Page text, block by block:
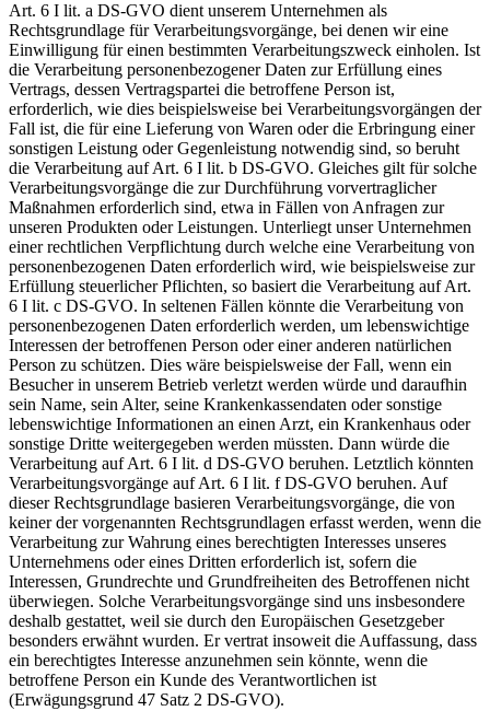
Art. 6 I lit. a DS-GVO dient unserem Unternehmen als
Rechtsgrundlage für Verarbeitungsvorgänge, bei denen wir eine
Einwilligung für einen bestimmten Verarbeitungszweck einholen. Ist
die Verarbeitung personenbezogener Daten zur Erfüllung eines
Vertrags, dessen Vertragspartei die betroffene Person ist,
erforderlich, wie dies beispielsweise bei Verarbeitungsvorgängen der
Fall ist, die für eine Lieferung von Waren oder die Erbringung einer
sonstigen Leistung oder Gegenleistung notwendig sind, so beruht
die Verarbeitung auf Art. 6 I lit. b DS-GVO. Gleiches gilt für solche
Verarbeitungsvorgänge die zur Durchführung vorvertraglicher
Maßnahmen erforderlich sind, etwa in Fällen von Anfragen zur
unseren Produkten oder Leistungen. Unterliegt unser Unternehmen
einer rechtlichen Verpflichtung durch welche eine Verarbeitung von
personenbezogenen Daten erforderlich wird, wie beispielsweise zur
Erfüllung steuerlicher Pflichten, so basiert die Verarbeitung auf Art.
6 I lit. c DS-GVO. In seltenen Fällen könnte die Verarbeitung von
personenbezogenen Daten erforderlich werden, um lebenswichtige
Interessen der betroffenen Person oder einer anderen natürlichen
Person zu schützen. Dies wäre beispielsweise der Fall, wenn ein
Besucher in unserem Betrieb verletzt werden würde und daraufhin
sein Name, sein Alter, seine Krankenkassendaten oder sonstige
lebenswichtige Informationen an einen Arzt, ein Krankenhaus oder
sonstige Dritte weitergegeben werden müssten. Dann würde die
Verarbeitung auf Art. 6 I lit. d DS-GVO beruhen. Letztlich könnten
Verarbeitungsvorgänge auf Art. 6 I lit. f DS-GVO beruhen. Auf
dieser Rechtsgrundlage basieren Verarbeitungsvorgänge, die von
keiner der vorgenannten Rechtsgrundlagen erfasst werden, wenn die
Verarbeitung zur Wahrung eines berechtigten Interesses unseres
Unternehmens oder eines Dritten erforderlich ist, sofern die
Interessen, Grundrechte und Grundfreiheiten des Betroffenen nicht
überwiegen. Solche Verarbeitungsvorgänge sind uns insbesondere
deshalb gestattet, weil sie durch den Europäischen Gesetzgeber
besonders erwähnt wurden. Er vertrat insoweit die Auffassung, dass
ein berechtigtes Interesse anzunehmen sein könnte, wenn die
betroffene Person ein Kunde des Verantwortlichen ist
(Erwägungsgrund 47 Satz 2 DS-GVO).